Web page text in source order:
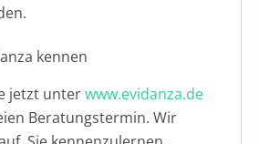
kennen
jetzt unterwww.evidanza.de
Beratungstermin. Wir